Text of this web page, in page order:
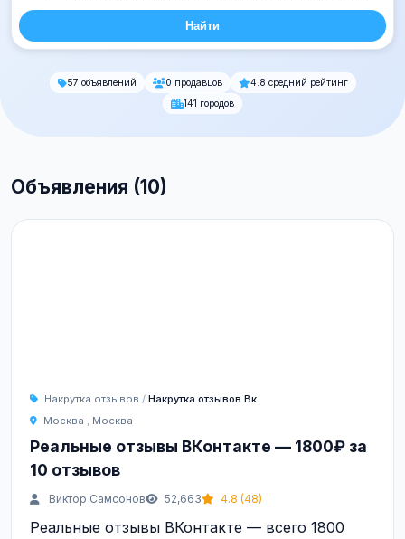
Найти
57 объявлений 0 продавцов
4.8 средний рейтинг
141 городов
Объявления (10)
Накрутка отзывов / Накрутка отзывов Вк
Москва , Москва
Реальные отзывы ВКонтакте — 1800₽ за
10 отзывов
Виктор Самсонов 52,663 4.8 (48)
Реальные отзывы ВКонтакте — всего 1800